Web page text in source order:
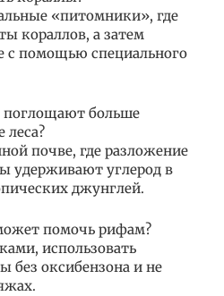
«питомники», где
кораллов, а затем
с помощью специального
поглощают больше
леса?
почве, где разложение
удерживают углерод в
джунглей.
помочь рифам?
использовать
без оксибензона и не